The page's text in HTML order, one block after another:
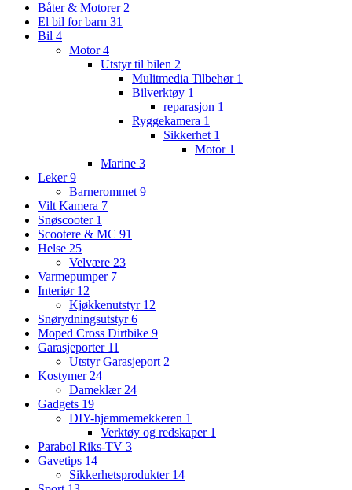
Båter & Motorer 2
El bil for barn 31
Bil 4
Motor4
Utstyr til bilen 2
Mulitmedia Tilbehør 1
Bilverktøy 1
reparasjon 1
Ryggekamera 1
Sikkerhet 1
Motor 1
Marine 3
Leker9
Barnerommet 9
Vilt Kamera 7
Snøscooter 1
Scootere & MC 91
Helse 25
Velvære 23
Varmepumper 7
Interiør 12
Kjøkkenutstyr 12
Snørydningsutstyr6
Moped Cross Dirtbike 9
Garasjeporter 11
Utstyr Garasjeport 2
Kostymer 24
Dameklær 24
Gadgets 19
DIY-hjemmemekkeren 1
Verktøy og redskaper 1
Parabol Riks-TV 3
Gavetips 14
Sikkerhetsprodukter 14